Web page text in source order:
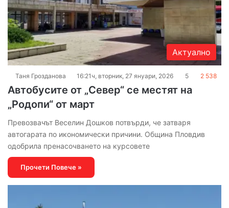
Актуално
Таня Грозданова 16:21ч, вторник, 27 януари, 2026 5 2 538
Автобусите от „Север“ се местят на
„Родопи“ от март
Превозвачът Веселин Дошков потвърди, че затваря
автогарата по икономически причини. Община Пловдив
одобрила пренасочването на курсовете
Прочети Повече »